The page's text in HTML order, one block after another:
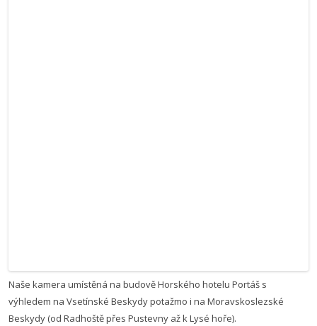
Naše kamera umístěná na budově Horského hotelu Portáš s
výhledem na Vsetínské Beskydy potažmo i na Moravskoslezské
Beskydy (od Radhoště přes Pustevny až k Lysé hoře).